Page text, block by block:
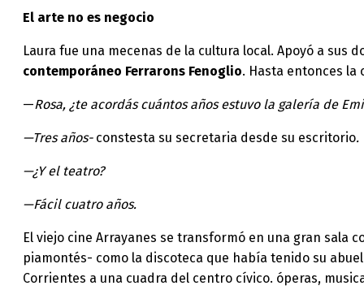
El arte no es negocio
Laura fue una mecenas de la cultura local. Apoyó a
contemporáneo Ferrarons Fenoglio. Hasta entonces
—Rosa, ¿te acordás cuántos años estuvo la galería de
—Tres años- constesta su secretaria desde su escritorio.
—¿Y el teatro?
—Fácil cuatro años.
El viejo cine Arrayanes se transformó en una gran sala
piamontés- como la discoteca que había tenido su
Corrientes a una cuadra del centro cívico. óperas,